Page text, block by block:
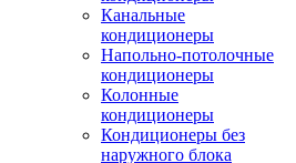
Канальные
кондиционеры
Напольно-потолочные
кондиционеры
Колонные
кондиционеры
Кондиционеры без
наружного блока